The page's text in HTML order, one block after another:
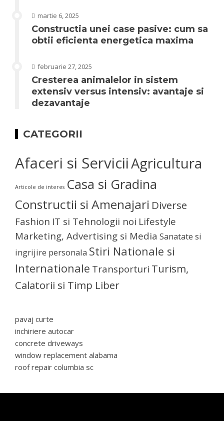
martie 6, 2025
Constructia unei case pasive: cum sa
obtii eficienta energetica maxima
februarie 27, 2025
Cresterea animalelor in sistem
extensiv versus intensiv: avantaje si
dezavantaje
CATEGORII
Afaceri si ServiciiAgricultura
Articole de interes Casa si Gradina
Constructii si Amenajari Diverse
Fashion IT si Tehnologii noi Lifestyle
Marketing, Advertising si Media Sanatate si
ingrijire personala Stiri Nationale si
Internationale Transporturi Turism,
Calatorii si Timp Liber
pavaj curte
inchiriere autocar
concrete driveways
window replacement alabama
roof repair columbia sc